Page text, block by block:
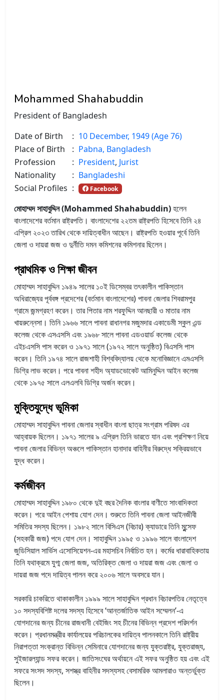
Mohammed Shahabuddin
President of Bangladesh
Date of Birth
: 10 December, 1949 (Age 76)
Place of Birth
: Pabna, Bangladesh
Profession
: President, Jurist
Nationality
: Bangladeshi
Social Profiles : Facebook
মোহাম্মদ সাহাবুদ্দিন (Mohammed Shahabuddin)হলেন
বাংলাদেশের বর্তমান রাষ্ট্রপতি। বাংলাদেশের ২২তম রাষ্ট্রপতি হিসেবে তিনি ২৪
এপ্রিল ২০২৩ তারিখ থেকে দায়িত্বাধীন আছেন। রাষ্ট্রপতি হওয়ার পূর্বে তিনি
জেলা ও দায়রা জজ ও দুর্নীতি দমন কমিশনের কমিশনার ছিলেন।
প্রাথমিক ও শিক্ষা জীবন
মোহাম্মদ সাহাবুদ্দিন ১৯৪৯ সালের ১০ই ডিসেম্বর তৎকালীন পাকিস্তান
অধিরাজ্যের পূর্ববঙ্গ প্রদেশের (বর্তমান বাংলাদেশের) পাবনা জেলার শিবরামপুর
গ্রামে জন্মগ্রহণ করেন। তার পিতার নাম শরফুদ্দিন আনছারী ও মাতার নাম
খায়রুন্নেসা। তিনি ১৯৬৬ সালে পাবনা রাধানগর মজুমদার একাডেমী স্কুল এন্ড
কলেজ থেকে এসএসসি এবং ১৯৬৮ সালে পাবনা এডওয়ার্ড কলেজ থেকে
এইচএসসি পাস করেন ও ১৯৭১ সালে (১৯৭২ সালে অনুষ্ঠিত) বিএসসি পাস
করেন। তিনি ১৯৭৪ সালে রাজশাহী বিশ্ববিদ্যালয় থেকে মনোবিজ্ঞানে এমএসসি
ডিগ্রি লাভ করেন। পরে পাবনা শহীদ অ্যাডভোকেট আমিনুদ্দিন আইন কলেজ
থেকে ১৯৭৫ সালে এলএলবি ডিগ্রি অর্জন করেন।
মুক্তিযুদ্ধে ভূমিকা
মোহাম্মদ সাহাবুদ্দিন পাবনা জেলার স্বাধীন বাংলা ছাত্র সংগ্রাম পরিষদ এর
আহ্বায়ক ছিলেন। ১৯৭১ সালের ৯ এপ্রিল তিনি ভারতে যান এবং প্রশিক্ষণ নিয়ে
পাবনা জেলার বিভিন্ন অঞ্চলে পাকিস্তান হানাদার বাহিনীর বিরুদ্ধে সক্রিয়ভাবে
যুদ্ধ করেন।
কর্মজীবন
মোহাম্মদ সাহাবুদ্দিন ১৯৮০ থেকে দুই বছর দৈনিক বাংলার বাণীতে সাংবাদিকতা
করেন। পরে আইন পেশায় যোগ দেন। শুরুতে তিনি পাবনা জেলা আইনজীবী
সমিতির সদস্য ছিলেন। ১৯৮২ সালে বিসিএস (বিচার) ক্যাডারে তিনি মুন্সেফ
(সহকারী জজ) পদে যোগ দেন। সাহাবুদ্দিন ১৯৯৫ ও ১৯৯৬ সালে বাংলাদেশ
জুডিসিয়াল সার্ভিস এসোসিয়েশন-এর মহাসচিব নির্বাচিত হন। কর্মের ধারাবাহিকতায়
তিনি যথাক্রমে যুগ্ম জেলা জজ, অতিরিক্ত জেলা ও দায়রা জজ এবং জেলা ও
দায়রা জজ পদে দায়িত্ব পালন করে ২০০৬ সালে অবসরে যান।
সরকারি চাকরিতে থাকাকালীন ১৯৯৯ সালে সাহাবুদ্দিন প্রধান বিচারপতির নেতৃত্বে
১০ সদস্যবিশিষ্ট দলের সদস্য হিসেবে ‘আন্তর্জাতিক আইন সম্মেলন’-এ
যোগদানের জন্য চীনের রাজধানী বেইজিং সহ চীনের বিভিন্ন প্রদেশ পরিদর্শন
করেন। প্রধানমন্ত্রীর কার্যালয়ের পরিচালকের দায়িত্ব পালনকালে তিনি রাষ্ট্রীয়
নিরাপত্তা সংক্রান্ত বিভিন্ন সেমিনারে যোগদানের জন্য যুক্তরাষ্ট্র, যুক্তরাজ্য,
সুইজারল্যান্ড সফর করেন। জাতিসংঘের অর্থায়নে এই সফর অনুষ্ঠিত হয় এবং এই
সফরে সংসদ সদস্য, সশস্ত্র বাহিনীর সদস্যসহ বেসামরিক আমলারাও অন্তর্ভুক্ত
ছিলেন।